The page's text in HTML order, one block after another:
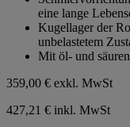
eine lange
Kugellager der
unbelastetem
Mit öl- und
359,00 € exkl. MwSt
427,21 € inkl. MwSt